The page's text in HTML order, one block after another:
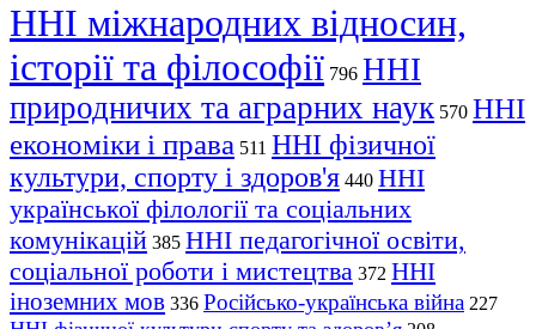
ННІ міжнародних відносин,
історії та філософії 796 ННІ
природничих та аграрних наук 570 ННІ
економіки і права 511 ННІ фізичної
культури, спорту і здоров'я 440 ННІ
української філології та соціальних
комунікацій 385 ННІ педагогічної освіти,
соціальної роботи і мистецтва 372 ННІ
іноземних мов 336 Російсько-українська війна 227